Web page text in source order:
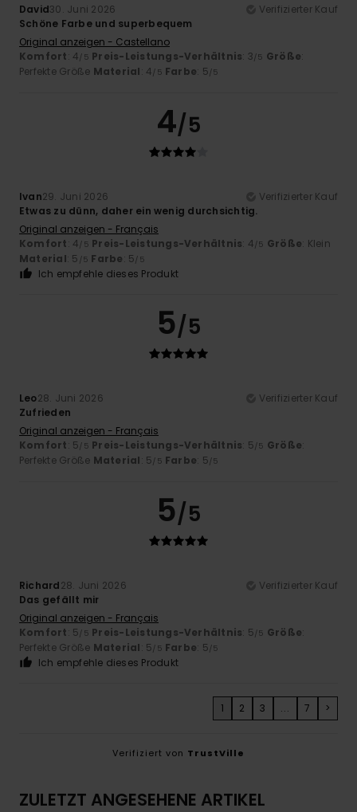
David30. Juni 2026
Verifizierter Kauf
Schöne Farbe und superbequem
Original anzeigen - Castellano
Komfort: 4/5 Preis-Leistungs-Verhältnis: 3/5 Größe:
Perfekte Größe Material: 4/5 Farbe: 5/5
4/5
Ivan29. Juni 2026
Verifizierter Kauf
Etwas zu dünn, daher ein wenig durchsichtig.
Original anzeigen - Français
Komfort: 4/5 Preis-Leistungs-Verhältnis: 4/5 Größe: Klein
Material: 5 /5 Farbe: 5/5
Ich empfehle dieses Produkt
5/5
Leo28. Juni 2026
Verifizierter Kauf
Zufrieden
Original anzeigen - Français
Komfort: 5/5 Preis-Leistungs-Verhältnis: 5/5 Größe:
Perfekte Größe Material: 5/5 Farbe: 5/5
5/5
Richard28. Juni 2026
Verifizierter Kauf
Das gefällt mir
Original anzeigen - Français
Komfort: 5/5 Preis-Leistungs-Verhältnis: 5/5 Größe:
Perfekte Größe Material: 5/5 Farbe: 5/5
Ich empfehle dieses Produkt
1 2 3 ... 7 >
Verifiziert von TrustVille
ZULETZT ANGESEHENE ARTIKEL